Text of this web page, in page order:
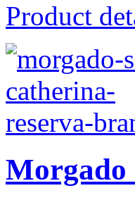
Product
Morgado